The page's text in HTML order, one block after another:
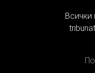
Всички